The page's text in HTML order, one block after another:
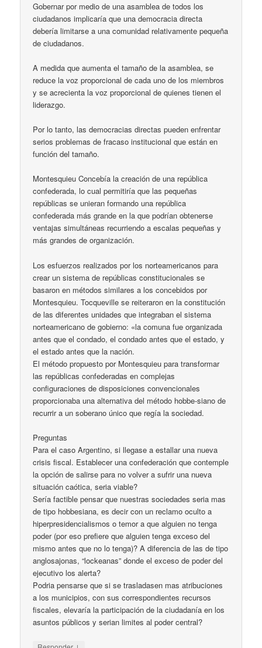
Gobernar por medio de una asamblea de todos los
ciudadanos implicaría que una democracia directa
debería limitarse a una comunidad relativamente pequeña
de ciudadanos.
A medida que aumenta el tamaño de la asamblea, se
reduce la voz proporcional de cada uno de los miembros
y se acrecienta la voz proporcional de quienes tienen el
liderazgo.
Por lo tanto, las democracias directas pueden enfrentar
serios problemas de fracaso institucional que están en
función del tamaño.
Montesquieu Concebía la creación de una república
confederada, lo cual permitiría que las pequeñas
repúblicas se unieran formando una república
confederada más grande en la que podrían obtenerse
ventajas simultáneas recurriendo a escalas pequeñas y
más grandes de organización.
Los esfuerzos realizados por los norteamericanos para
crear un sistema de repúblicas constitucionales se
basaron en métodos similares a los concebidos por
Montesquieu. Tocqueville se reiteraron en la constitución
de las diferentes unidades que integraban el sistema
norteamericano de gobierno: «la comuna fue organizada
antes que el condado, el condado antes que el estado, y
el estado antes que la nación.
El método propuesto por Montesquieu para transformar
las repúblicas confederadas en complejas
configuraciones de disposiciones convencionales
proporcionaba una alternativa del método hobbe-siano de
recurrir a un soberano único que regía la sociedad.
Preguntas
Para el caso Argentino, si llegase a estallar una nueva
crisis fiscal. Establecer una confederación que contemple
la opción de salirse para no volver a sufrir una nueva
situación caótica, seria viable?
Sería factible pensar que nuestras sociedades seria mas
de tipo hobbesiana, es decir con un reclamo oculto a
hiperpresidencialismos o temor a que alguien no tenga
poder (por eso prefiere que alguien tenga exceso del
mismo antes que no lo tenga)? A diferencia de las de tipo
anglosajonas, “lockeanas” donde el exceso de poder del
ejecutivo los alerta?
Podria pensarse que si se trasladasen mas atribuciones
a los municipios, con sus correspondientes recursos
fiscales, elevaría la participación de la ciudadanía en los
asuntos públicos y serian limites al poder central?
↓